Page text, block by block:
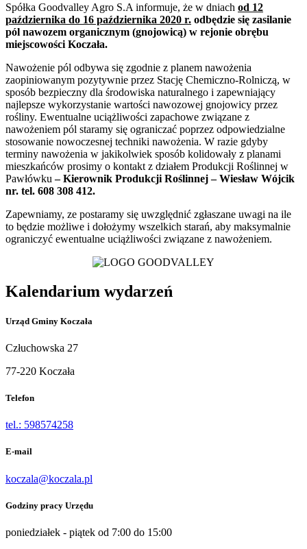
Spółka Goodvalley Agro S.A informuje, że w dniach od 12
października do 16 października 2020 r. odbędzie się zasilanie
pól nawozem organicznym (gnojowicą) w rejonie obrębu
miejscowości Koczała.
Nawożenie pól odbywa się zgodnie z planem nawożenia
zaopiniowanym pozytywnie przez Stację Chemiczno-Rolniczą, w
sposób bezpieczny dla środowiska naturalnego i zapewniający
najlepsze wykorzystanie wartości nawozowej gnojowicy przez
rośliny. Ewentualne uciążliwości zapachowe związane z
nawożeniem pól staramy się ograniczać poprzez odpowiedzialne
stosowanie nowoczesnej techniki nawożenia. W razie gdyby
terminy nawożenia w jakikolwiek sposób kolidowały z planami
mieszkańców prosimy o kontakt z działem Produkcji Roślinnej w
Pawłówku – Kierownik Produkcji Roślinnej – Wiesław Wójcik
nr. tel. 608 308 412.
Zapewniamy, ze postaramy się uwzględnić zgłaszane uwagi na ile
to będzie możliwe i dołożymy wszelkich starań, aby maksymalnie
ograniczyć ewentualne uciążliwości związane z nawożeniem.
Kalendarium wydarzeń
Urząd Gminy Koczała
Człuchowska 27
77-220 Koczała
Telefon
tel.: 598574258
E-mail
koczala@koczala.pl
Godziny pracy Urzędu
poniedziałek - piątek od 7:00 do 15:00